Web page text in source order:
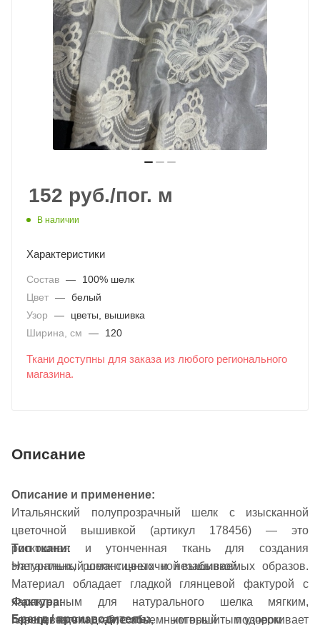
152 руб./пог. м
В наличии
Характеристики
Состав —
100% шелк
Цвет — белый
Узор
—
цветы, вышивка
Ширина, см
— 120
Ткани доступны для заказа из любого регионального
магазина.
Описание
Описание и применение:
Итальянский полупрозрачный шелк с изысканной
цветочной вышивкой (артикул 178456) — это
роскошная и утонченная ткань для создания
элегантных, романтичных и незабываемых образов.
Материал обладает гладкой глянцевой фактурой с
характерным для натурального шелка мягким,
переливчатым блеском, который подчеркивает
Тип ткани:
Натуральный шелк с цветочной вышивкой
Фактура:
Глянцевая, гладкая, с объемным вышитым узором
Бренд / производитель: